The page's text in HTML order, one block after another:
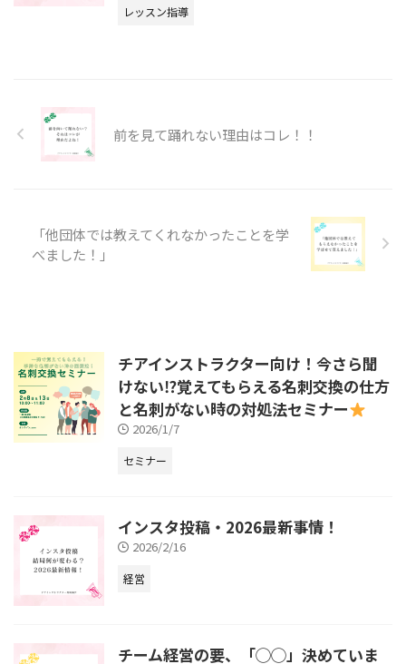
レッスン指導
前を見て踊れない理由はコレ！！
「他団体では教えてくれなかったことを学
べました！」
チアインストラクター向け！今さら聞
けない⁉︎覚えてもらえる名刺交換の仕方
と名刺がない時の対処法セミナー
2026/1/7
セミナー
インスタ投稿・2026最新事情！
2026/2/16
経営
チーム経営の要、「◯◯」決めていま